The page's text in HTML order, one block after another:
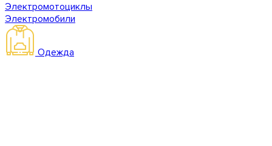
Электромотоциклы
Электромобили
Одежда